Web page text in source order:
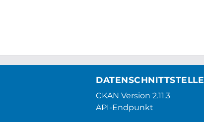
DATENSCHNITTSTELLE
CKAN Version 2.11.3
API-Endpunkt